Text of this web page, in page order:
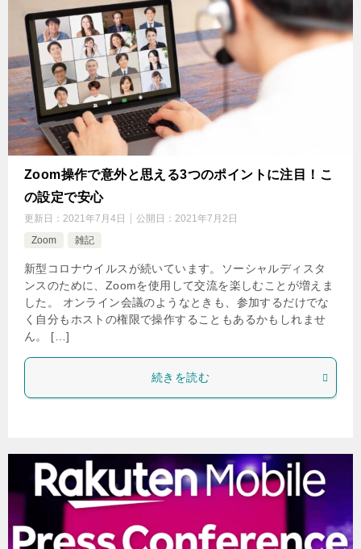
Zoom操作で意外と思える3つのポイントに注目！こ
の設定で安心
更新日： 2021年7月4日 公開日： 2021年7月2日
Zoom
雑記
新型コロナウイルスが続いています。ソーシャルディスタ
ンスのために、Zoomを使用して交流を楽しむことが増えま
した。 オンライン会議のようなときも、参加するだけでな
く自分もホストの権限で操作することもあるかもしれませ
ん。 […]
続きを読む